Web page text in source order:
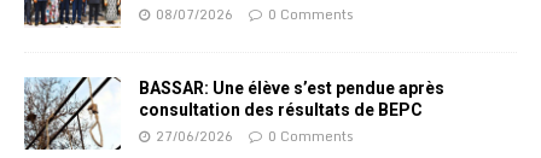
08/07/2026 0 Comments
BASSAR: Une élève s’est pendue après
consultation des résultats de BEPC
27/06/2026 0 Comments